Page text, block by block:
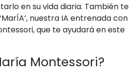
en su vida diaria. También te
nuestra IA entrenada con
que te ayudará en este
Montessori?